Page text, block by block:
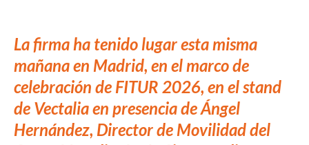
La firma ha tenido lugar esta misma
mañana en Madrid, en el marco de
celebración de FITUR 2026, en el stand
de Vectalia en presencia de Ángel
Hernández, Director de Movilidad del